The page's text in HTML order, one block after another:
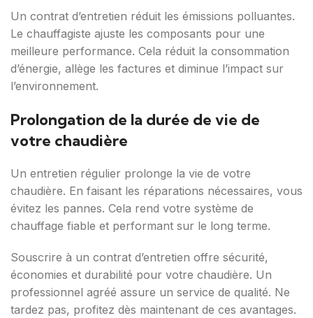
Un contrat d’entretien réduit les émissions polluantes.
Le chauffagiste ajuste les composants pour une
meilleure performance. Cela réduit la consommation
d’énergie, allège les factures et diminue l’impact sur
l’environnement.
Prolongation de la durée de vie de
votre chaudière
Un entretien régulier prolonge la vie de votre
chaudière. En faisant les réparations nécessaires, vous
évitez les pannes. Cela rend votre système de
chauffage fiable et performant sur le long terme.
Souscrire à un contrat d’entretien offre sécurité,
économies et durabilité pour votre chaudière. Un
professionnel agréé assure un service de qualité. Ne
tardez pas, profitez dès maintenant de ces avantages.